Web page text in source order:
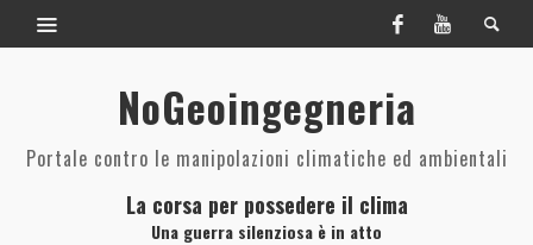
NoGeoingegneria
Portale contro le manipolazioni climatiche ed ambientali
La corsa per possedere il clima
Una guerra silenziosa è in atto